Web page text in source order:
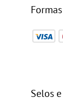
Selos